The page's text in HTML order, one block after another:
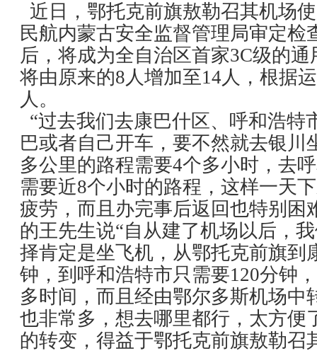
近日，鄂托克前旗敖勒召其机场
民航内蒙古安全监督管理局审定检
后，将成为全自治区首家3C级的
将由原来的8人增加至14人，根据
人。
“过去我们去康巴什区、呼和浩特
巴或者自己开车，要不然就去银川
多公里的路程需要4个多小时，去
需要近8个小时的路程，这样一天
疲劳，而且办完事后返回也特别困
的王先生说“自从建了机场以后，
择肯定是坐飞机，从鄂托克前旗到
钟，到呼和浩特市只需要120分钟
多时间，而且经由鄂尔多斯机场中
也非常多，想去哪里都行，太方便
的转变，得益于鄂托克前旗敖勒召